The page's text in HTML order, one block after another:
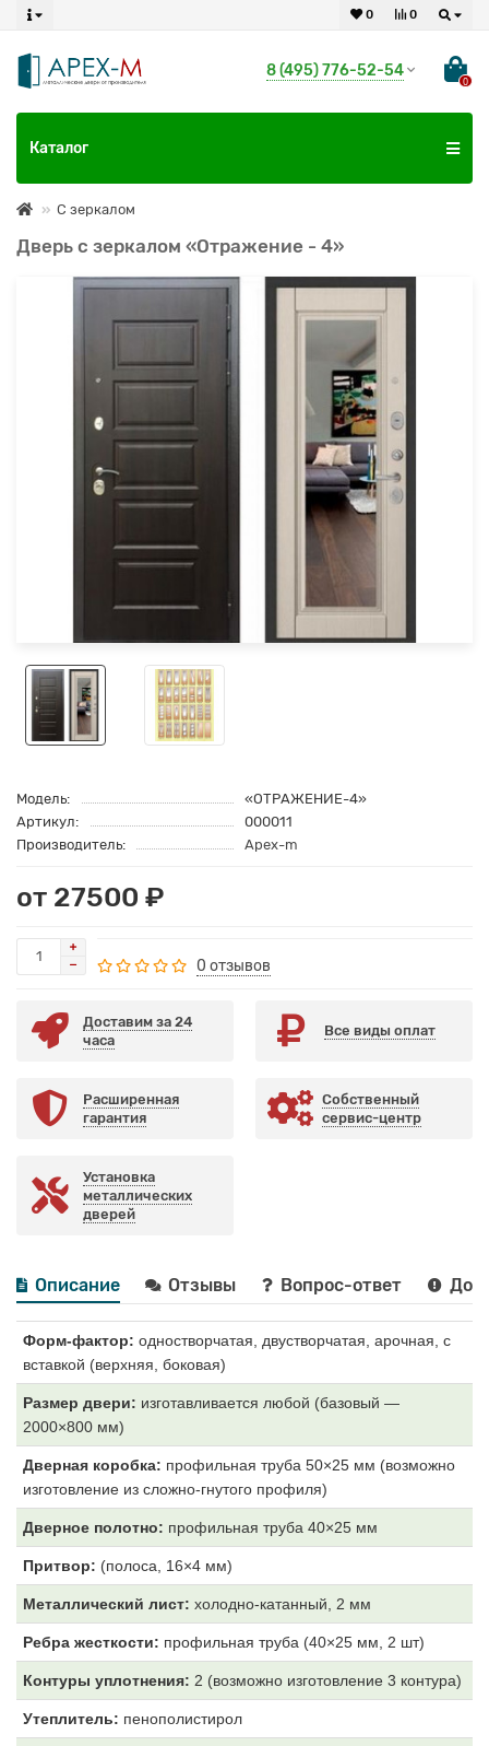
0
0
8 (495) 776-52-54
0
Каталог
С зеркалом
Дверь с зеркалом «Отражение - 4»
Модель:
«ОТРАЖЕНИЕ-4»
Артикул:
000011
Производитель:
Apex-m
от 27500 ₽
0 отзывов
Доставим за 24
часа
Все виды оплат
Расширенная
гарантия
Собственный
сервис-центр
Установка
металлических
дверей
Описание Отзывы Вопрос-ответ
Форм-фактор: одностворчатая, двустворчатая, арочная, с
вставкой (верхняя, боковая)
Размер двери: изготавливается любой (базовый —
2000×800 мм)
Дверная коробка: профильная труба 50×25 мм (возможно
изготовление из сложно-гнутого профиля)
Дверное полотно: профильная труба 40×25 мм
Притвор: (полоса, 16×4 мм)
Металлический лист: холодно-катанный, 2 мм
Ребра жесткости: профильная труба (40×25 мм, 2 шт)
Контуры уплотнения: 2 (возможно изготовление 3 контура)
Утеплитель: пенополистирол